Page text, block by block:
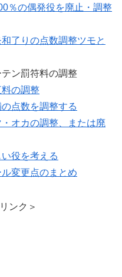
％の偶発役を廃止・調整
了りの点数調整ツモと
ン罰符料の調整
の調整
点数を調整する
オカの調整、または廃
役を考える
変更点のまとめ
ンク＞